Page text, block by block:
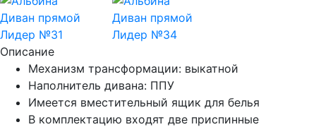
Описание
Механизм трансформации: выкатной
Наполнитель дивана: ППУ
Имеется вместительный ящик для белья
В комплектацию входят две приспинные